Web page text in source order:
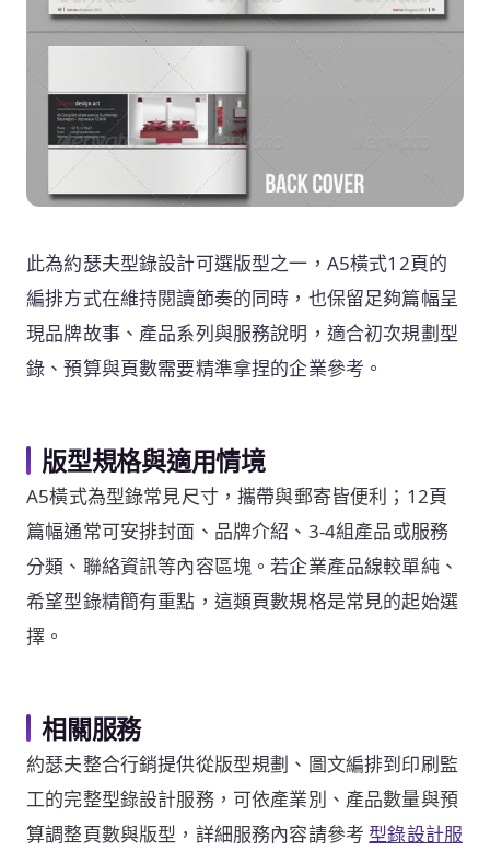
此為約瑟夫型錄設計可選版型之一，A5橫式12頁的
編排方式在維持閱讀節奏的同時，也保留足夠篇幅呈
現品牌故事、產品系列與服務說明，適合初次規劃型
錄、預算與頁數需要精準拿捏的企業參考。
版型規格與適用情境
A5橫式為型錄常見尺寸，攜帶與郵寄皆便利；12頁
篇幅通常可安排封面、品牌介紹、3-4組產品或服務
分類、聯絡資訊等內容區塊。若企業產品線較單純、
希望型錄精簡有重點，這類頁數規格是常見的起始選
擇。
相關服務
約瑟夫整合行銷提供從版型規劃、圖文編排到印刷監
工的完整型錄設計服務，可依產業別、產品數量與預
算調整頁數與版型，詳細服務內容請參考 型錄設計服